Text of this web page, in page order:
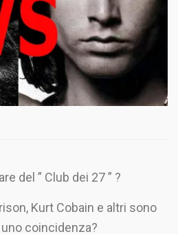
del ” Club dei 27 ” ?
Kurt Cobain e altri sono
uno coincidenza?